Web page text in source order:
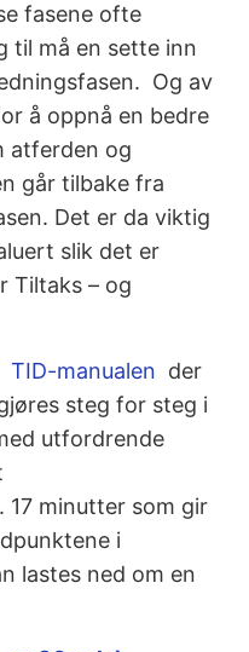
fasene ofte
til må en sette inn
Og av
å oppnå en bedre
atferden og
går tilbake fra
Det er da viktig
slik det er
Tiltaks – og
TID-manualen der
steg for steg i
utfordrende
17 minutter som gir
i
lastes ned om en